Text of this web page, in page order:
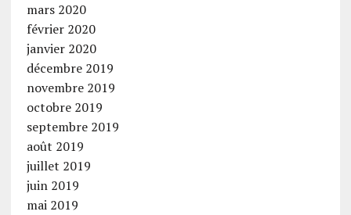
mars 2020
février 2020
janvier 2020
décembre 2019
novembre 2019
octobre 2019
septembre 2019
août 2019
juillet 2019
juin 2019
mai 2019